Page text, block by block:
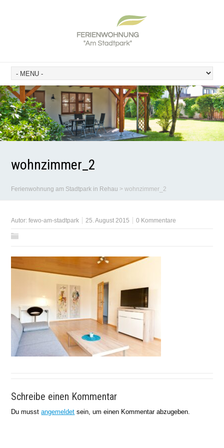
wohnzimmer_2
Ferienwohnung am Stadtpark in Rehau >wohnzimmer_2
Autor:fewo-am-stadtpark 25. August 2015 0 Kommentare
Schreibe einen Kommentar
Du musstangemeldet sein, um einen Kommentar abzugeben.